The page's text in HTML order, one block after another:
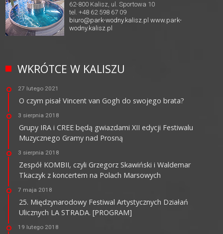
62-800 Kalisz, ul. Sportowa 10
tel. +48 62 598 67 09
biuro@park-wodny.kalisz.pl www.park-
wodny.kalisz.pl
WKRÓTCE W KALISZU
27 lutego 2021
O czym pisał Vincent van Gogh do swojego brata?
3 sierpnia 2018
Grupy IRA i CREE będą gwiazdami XII edycji Festiwalu
Muzycznego Gramy nad Prosną
3 sierpnia 2018
Zespół KOMBII, czyli Grzegorz Skawiński i Waldemar
Tkaczyk z koncertem na Polach Marsowych
7 maja 2018
25. Międzynarodowy Festiwal Artystycznych Działań
Ulicznych LA STRADA. [PROGRAM]
19 lutego 2018